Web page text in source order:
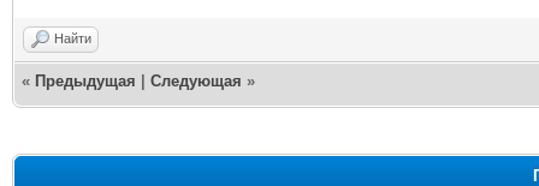
Найти
« Предыдущая Следующая »